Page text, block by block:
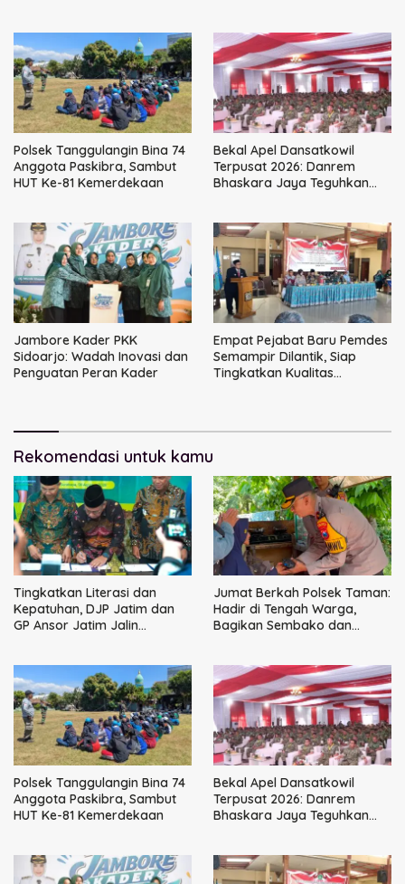
Polsek Tanggulangin Bina 74
Anggota Paskibra, Sambut
HUT Ke-81 Kemerdekaan
Bekal Apel Dansatkowil
Terpusat 2026: Danrem
Bhaskara Jaya Teguhkan
Jambore Kader PKK
Sidoarjo: Wadah Inovasi dan
Penguatan Peran Kader
Empat Pejabat Baru Pemdes
Semampir Dilantik, Siap
Tingkatkan Kualitas
Rekomendasi untuk kamu
Tingkatkan Literasi dan
Kepatuhan, DJP Jatim dan
GP Ansor Jatim Jalin
Jumat Berkah Polsek Taman:
Hadir di Tengah Warga,
Bagikan Sembako dan
Polsek Tanggulangin Bina 74
Anggota Paskibra, Sambut
HUT Ke-81 Kemerdekaan
Bekal Apel Dansatkowil
Terpusat 2026: Danrem
Bhaskara Jaya Teguhkan